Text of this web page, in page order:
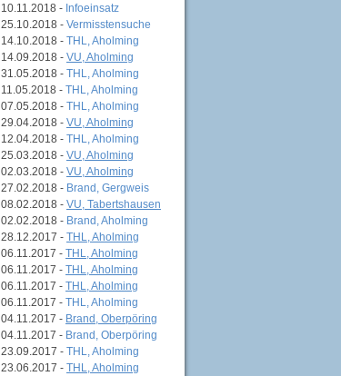
10.11.2018 - Infoeinsatz
25.10.2018 - Vermisstensuche
14.10.2018 - THL, Aholming
14.09.2018 - VU, Aholming
31.05.2018 - THL, Aholming
11.05.2018 - THL, Aholming
07.05.2018 - THL, Aholming
29.04.2018 - VU, Aholming
12.04.2018 - THL, Aholming
25.03.2018 - VU, Aholming
02.03.2018 - VU, Aholming
27.02.2018 - Brand, Gergweis
08.02.2018 - VU, Tabertshausen
02.02.2018 - Brand, Aholming
28.12.2017 - THL, Aholming
06.11.2017 - THL, Aholming
06.11.2017 - THL, Aholming
06.11.2017 - THL, Aholming
06.11.2017 - THL, Aholming
04.11.2017 - Brand, Oberpöring
04.11.2017 - Brand, Oberpöring
23.09.2017 - THL, Aholming
23.06.2017 - THL, Aholming